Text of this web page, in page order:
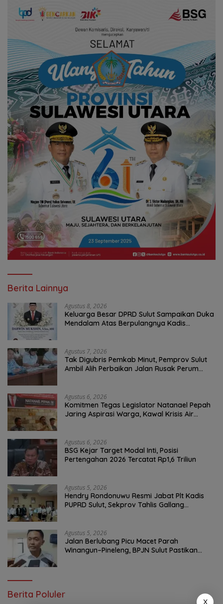
Berita Lainnya
Agustus 8, 2026
Keluarga Besar DPRD Sulut Sampaikan Duka
Mendalam Atas Berpulangnya Kadis
Agustus 7, 2026
Tak Digubris Pemkab Minut, Pemprov Sulut
Ambil Alih Perbaikan Jalan Rusak Perum
Agustus 6, 2026
Komitmen Tegas Legislator Natanael Pepah
Jaring Aspirasi Warga, Kawal Krisis Air
Agustus 6, 2026
BSG Kejar Target Modal Inti, Posisi
Pertengahan 2026 Tercatat Rp1,6 Triliun
Agustus 5, 2026
Hendry Rondonuwu Resmi Jabat Plt Kadis
PUPRD Sulut, Sekprov Tahlis Gallang
Agustus 5, 2026
Jalan Berlubang Picu Macet Parah
Winangun–Pineleng, BPJN Sulut Pastikan
Berita Poluler
X